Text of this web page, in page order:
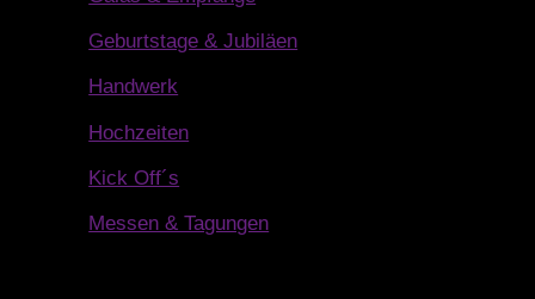
Geburtstage & Jubiläen
Handwerk
Hochzeiten
Kick Off´s
Messen & Tagungen